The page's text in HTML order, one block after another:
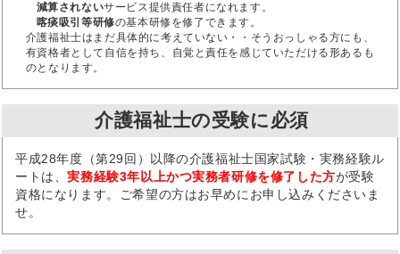
減算されないサービス提供責任者になれます。
喀痰吸引等研修の基本研修を修了できます。
介護福祉士はまだ具体的に考えていない・・そうおっしゃる方にも、
有資格者として自信を持ち、自覚と責任を感じていただける形あるも
のとなります。
介護福祉士の受験に必須
平成28年度（第29回）以降の介護福祉士国家試験・実務経験ル
ートは、実務経験3年以上かつ実務者研修を修了した方が受験
資格になります。ご希望の方はお早めにお申し込みくださいま
せ。